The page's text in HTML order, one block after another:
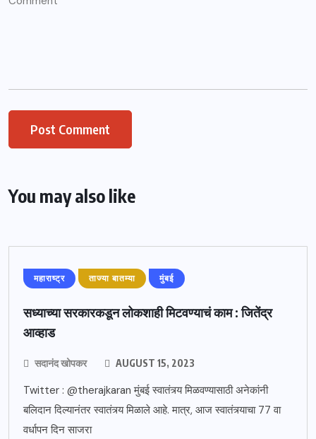
You may also like
महाराष्ट्र ताज्या बातम्या मुंबई
सध्याच्या सरकारकडून लोकशाही मिटवण्याचं काम : जितेंद्र
आव्हाड
सदानंद खोपकर AUGUST 15, 2023
Twitter : @therajkaran मुंबई स्वातंत्र्य मिळवण्यासाठी अनेकांनी
बलिदान दिल्यानंतर स्वातंत्र्य मिळाले आहे. मात्र, आज स्वातंत्र्याचा 77 वा
वर्धापन दिन साजरा